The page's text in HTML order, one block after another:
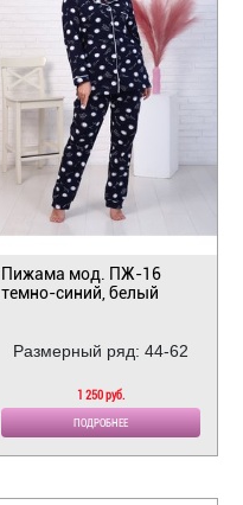
Пижама мод. ПЖ-16
темно-синий, белый
Размерный ряд: 44-62
1 250 руб.
ПОДРОБНЕЕ